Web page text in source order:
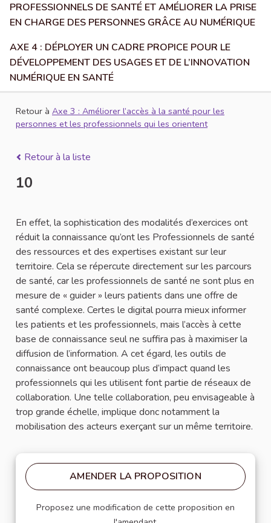
PROFESSIONNELS DE SANTÉ ET AMÉLIORER LA PRISE
EN CHARGE DES PERSONNES GRÂCE AU NUMÉRIQUE
AXE 4 : DÉPLOYER UN CADRE PROPICE POUR LE
DÉVELOPPEMENT DES USAGES ET DE L’INNOVATION
NUMÉRIQUE EN SANTÉ
Retour à Axe 3 : Améliorer l’accès à la santé pour les
personnes et les professionnels qui les orientent
Retour à la liste
10
En effet, la sophistication des modalités d’exercices ont
réduit la connaissance qu’ont les Professionnels de santé
des ressources et des expertises existant sur leur
territoire. Cela se répercute directement sur les parcours
de santé, car les professionnels de santé ne sont plus en
mesure de « guider » leurs patients dans une offre de
santé complexe. Certes le digital pourra mieux informer
les patients et les professionnels, mais l’accès à cette
base de connaissance seul ne suffira pas à maximiser la
diffusion de l’information. A cet égard, les outils de
connaissance ont beaucoup plus d’impact quand les
professionnels qui les utilisent font partie de réseaux de
collaboration. Une telle collaboration, peu envisageable à
trop grande échelle, implique donc notamment la
mobilisation des acteurs exerçant sur un même territoire.
AMENDER LA PROPOSITION
Proposez une modification de cette proposition en